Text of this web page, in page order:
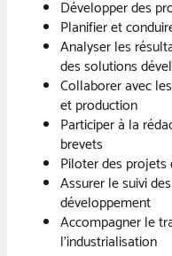
Développer des
Planifier et
Analyser les
des solutions
Collaborer avec
et production
Participer à la
brevets
Piloter des
Assurer le suivi
développement
Accompagner le
l’industrialisation